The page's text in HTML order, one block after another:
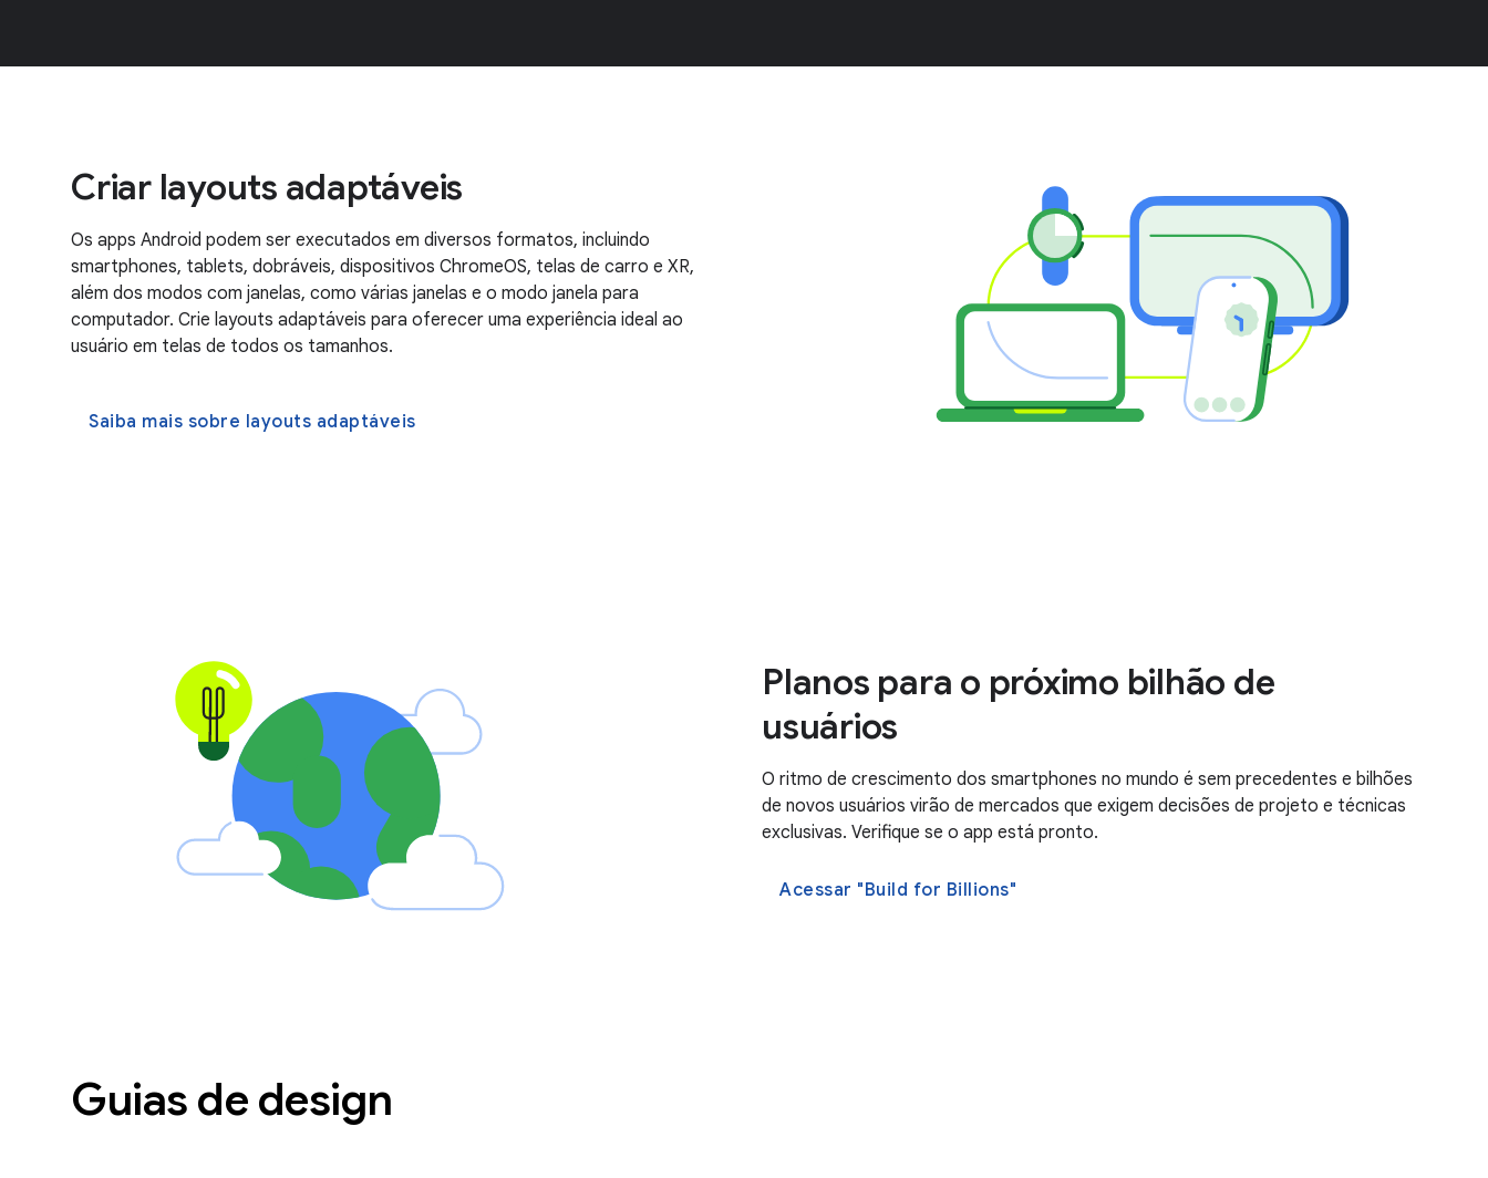
Criar layouts adaptáveis
Os apps Android podem ser executados em diversos formatos, incluindo
smartphones, tablets, dobráveis, dispositivos ChromeOS, telas de carro e XR,
além dos modos com janelas, como várias janelas e o modo janela para
computador. Crie layouts adaptáveis para oferecer uma experiência ideal ao
usuário em telas de todos os tamanhos.
Saiba mais sobre layouts adaptáveis
Planos para o próximo bilhão de
usuários
O ritmo de crescimento dos smartphones no mundo é sem precedentes e bilhões
de novos usuários virão de mercados que exigem decisões de projeto e técnicas
exclusivas. Verifique se o app está pronto.
Acessar "Build for Billions"
Guias de design